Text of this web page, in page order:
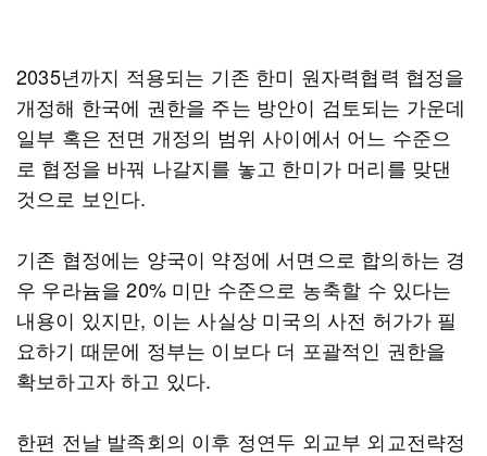
2035년까지 적용되는 기존 한미 원자력협력 협정을
개정해 한국에 권한을 주는 방안이 검토되는 가운데
일부 혹은 전면 개정의 범위 사이에서 어느 수준으
로 협정을 바꿔 나갈지를 놓고 한미가 머리를 맞댄
것으로 보인다.
기존 협정에는 양국이 약정에 서면으로 합의하는 경
우 우라늄을 20% 미만 수준으로 농축할 수 있다는
내용이 있지만, 이는 사실상 미국의 사전 허가가 필
요하기 때문에 정부는 이보다 더 포괄적인 권한을
확보하고자 하고 있다.
한편 전날 발족회의 이후 정연두 외교부 외교전략정